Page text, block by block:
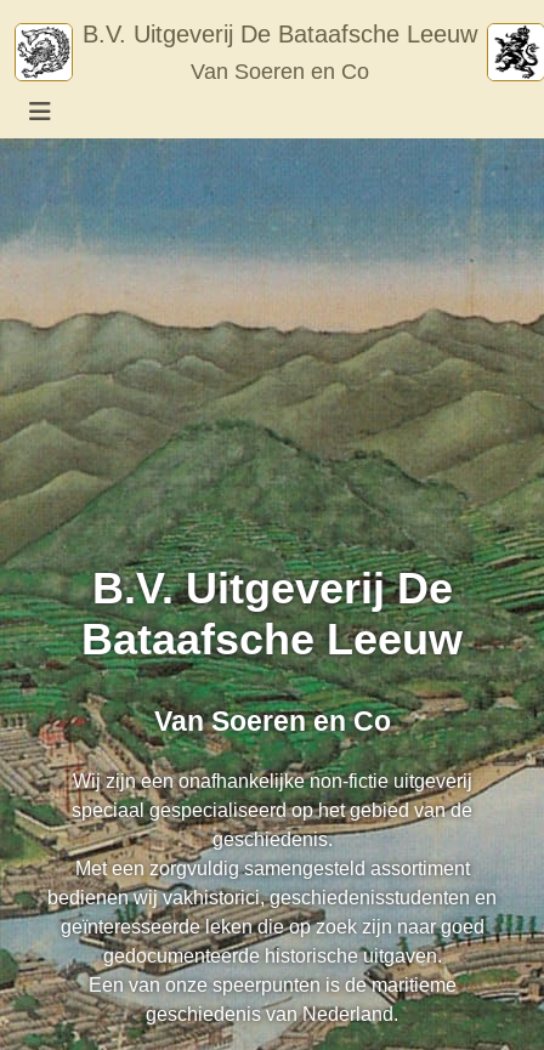
content
B.V. Uitgeverij De Bataafsche Leeuw
Van Soeren en Co
B.V. Uitgeverij De
Bataafsche Leeuw
Van Soeren en Co
Wij zijn een onafhankelijke non-fictie uitgeverij
speciaal gespecialiseerd op het gebied van de
geschiedenis.
Met een zorgvuldig samengesteld assortiment
bedienen wij vakhistorici, geschiedenisstudenten en
geïnteresseerde leken die op zoek zijn naar goed
gedocumenteerde historische uitgaven.
Een van onze speerpunten is de maritieme
geschiedenis van Nederland.